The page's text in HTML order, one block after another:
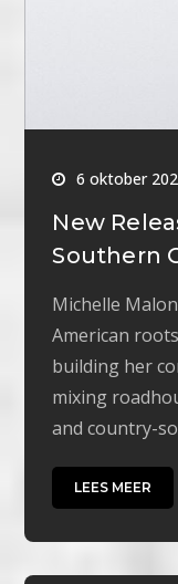
6 oktober
New
Southern
Michelle
American
building her
mixing
and country-
LEES MEER